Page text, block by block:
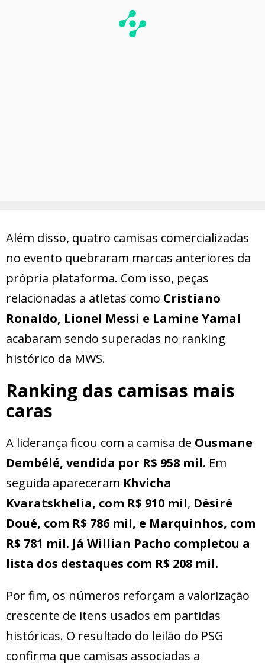
Além disso, quatro camisas comercializadas
no evento quebraram marcas anteriores da
própria plataforma. Com isso, peças
relacionadas a atletas como Cristiano
Ronaldo, Lionel Messi e Lamine Yamal
acabaram sendo superadas no ranking
histórico da MWS.
Ranking das camisas mais
caras
A liderança ficou com a camisa de Ousmane
Dembélé, vendida por R$ 958 mil. Em
seguida apareceram Khvicha
Kvaratskhelia, com R$ 910 mil, Désiré
Doué, com R$ 786 mil, e Marquinhos, com
R$ 781 mil. Já Willian Pacho completou a
lista dos destaques com R$ 208 mil.
Por fim, os números reforçam a valorização
crescente de itens usados em partidas
históricas. O resultado do leilão do PSG
confirma que camisas associadas a